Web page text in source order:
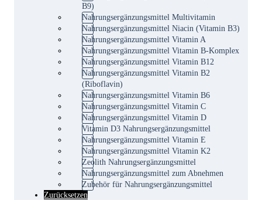
B9)
Nahrungsergänzungsmittel Multivitamin
Nahrungsergänzungsmittel Niacin (Vitamin B3)
Nahrungsergänzungsmittel Vitamin A
Nahrungsergänzungsmittel Vitamin B-Komplex
Nahrungsergänzungsmittel Vitamin B12
Nahrungsergänzungsmittel Vitamin B2
(Riboflavin)
Nahrungsergänzungsmittel Vitamin B6
Nahrungsergänzungsmittel Vitamin C
Nahrungsergänzungsmittel Vitamin D
Vitamin D3 Nahrungsergänzungsmittel
Nahrungsergänzungsmittel Vitamin E
Nahrungsergänzungsmittel Vitamin K2
Zeolith Nahrungsergänzungsmittel
Nahrungsergänzungsmittel zum Abnehmen
Zubehör für Nahrungsergänzungsmittel
Zurücksetzen